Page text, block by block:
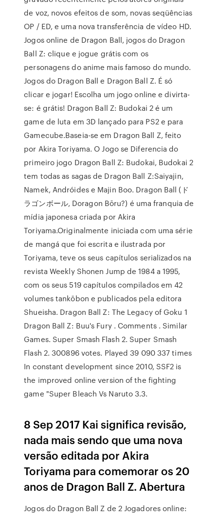
de voz, novos efeitos de som, novas seqüências
OP / ED, e uma nova transferência de vídeo HD.
Jogos online de Dragon Ball, jogos do Dragon
Ball Z: clique e jogue grátis com os
personagens do anime mais famoso do mundo.
Jogos do Dragon Ball e Dragon Ball Z. É só
clicar e jogar! Escolha um jogo online e divirta-
se: é grátis! Dragon Ball Z: Budokai 2 é um
game de luta em 3D lançado para PS2 e para
Gamecube.Baseia-se em Dragon Ball Z, feito
por Akira Toriyama. O Jogo se Diferencia do
primeiro jogo Dragon Ball Z: Budokai, Budokai 2
tem todas as sagas de Dragon Ball Z:Saiyajin,
Namek, Andróides e Majin Boo. Dragon Ball (ド
ラゴンボール, Doragon Bōru?) é uma franquia de
mídia japonesa criada por Akira
Toriyama.Originalmente iniciada com uma série
de mangá que foi escrita e ilustrada por
Toriyama, teve os seus capítulos serializados na
revista Weekly Shonen Jump de 1984 a 1995,
com os seus 519 capítulos compilados em 42
volumes tankōbon e publicados pela editora
Shueisha. Dragon Ball Z: The Legacy of Goku 1
Dragon Ball Z: Buu's Fury . Comments . Similar
Games. Super Smash Flash 2. Super Smash
Flash 2. 300896 votes. Played 39 090 337 times
In constant development since 2010, SSF2 is
the improved online version of the fighting
game "Super Bleach Vs Naruto 3.3.
8 Sep 2017 Kai significa revisão,
nada mais sendo que uma nova
versão editada por Akira
Toriyama para comemorar os 20
anos de Dragon Ball Z. Abertura
Jogos do Dragon Ball Z de 2 Jogadores online: